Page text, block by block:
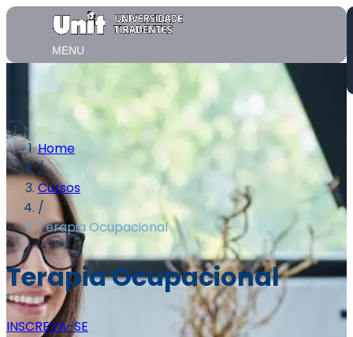
MENU
Home
/
Cursos
/
Terapia Ocupacional
Terapia Ocupacional
INSCREVA-SE